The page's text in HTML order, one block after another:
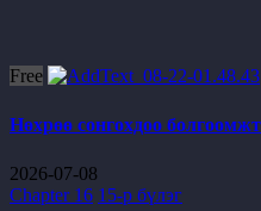
Free
Нөхрөө сонгохдоо
2026-07-08
Chapter 16 15-р бүлэг